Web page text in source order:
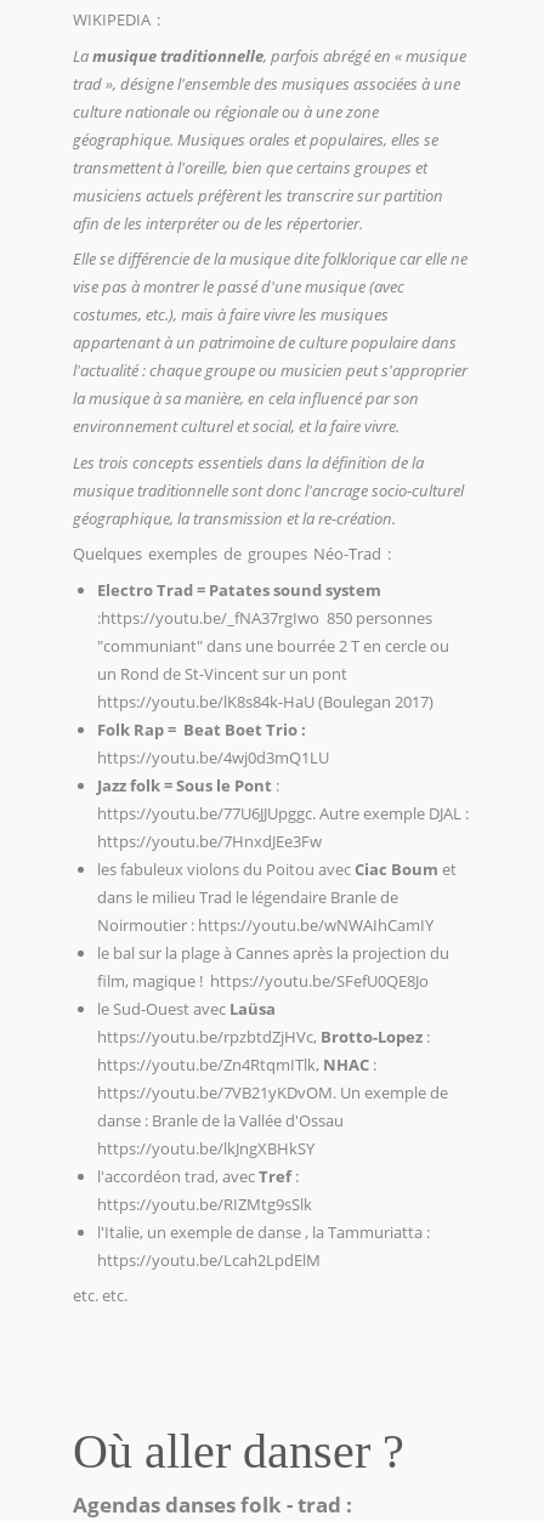
WIKIPEDIA :
Lamusique traditionnelle, parfois abrégé en « musique
trad », désigne l'ensemble des musiques associées à une
culture nationale ou régionale ou à une zone
géographique. Musiques orales et populaires, elles se
transmettent à l'oreille, bien que certains groupes et
musiciens actuels préfèrent les transcrire sur partition
afin de les interpréter ou de les répertorier.
Elle se différencie de la musique dite folklorique car elle ne
vise pas à montrer le passé d'une musique (avec
costumes, etc.), mais à faire vivre les musiques
appartenant à un patrimoine de culture populaire dans
l'actualité : chaque groupe ou musicien peut s'approprier
la musique à sa manière, en cela influencé par son
environnement culturel et social, et la faire vivre.
Les trois concepts essentiels dans la définition de la
musique traditionnelle sont donc l'ancrage socio-culturel
géographique, la transmission et la re-création.
Quelques exemples de groupes Néo-Trad :
Electro Trad = Patates sound system
:https://youtu.be/_fNA37rgIwo 850 personnes
"communiant" dans une bourrée 2 T en cercle ou
un Rond de St-Vincent sur un pont
https://youtu.be/lK8s84k-HaU(Boulegan 2017)
Folk Rap = Beat Boet Trio :
https://youtu.be/4wj0d3mQ1LU
Jazz folk = Sous le Pont :
https://youtu.be/77U6JJUpggc. Autre exemple DJAL :
https://youtu.be/7HnxdJEe3Fw
les fabuleux violons du Poitou avecCiac Boum et
dans le milieu Trad le légendaire Branle de
Noirmoutier : https://youtu.be/wNWAIhCamIY
le bal sur la plage à Cannes après la projection du
film, magique ! https://youtu.be/SFefU0QE8Jo
le Sud-Ouest avec Laüsa
https://youtu.be/rpzbtdZjHVc, Brotto-Lopez :
https://youtu.be/Zn4RtqmITlk, NHAC :
https://youtu.be/7VB21yKDvOM. Un exemple de
danse : Branle de la Vallée d'Ossau
https://youtu.be/lkJngXBHkSY
l'accordéon trad, avecTref:
https://youtu.be/RIZMtg9sSlk
l'Italie, un exemple de danse , la Tammuriatta :
https://youtu.be/Lcah2LpdElM
etc. etc.
Où aller danser ?
Agendas danses folk - trad :